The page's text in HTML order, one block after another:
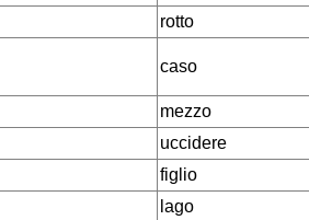
rotto
caso
mezzo
uccidere
figlio
lago